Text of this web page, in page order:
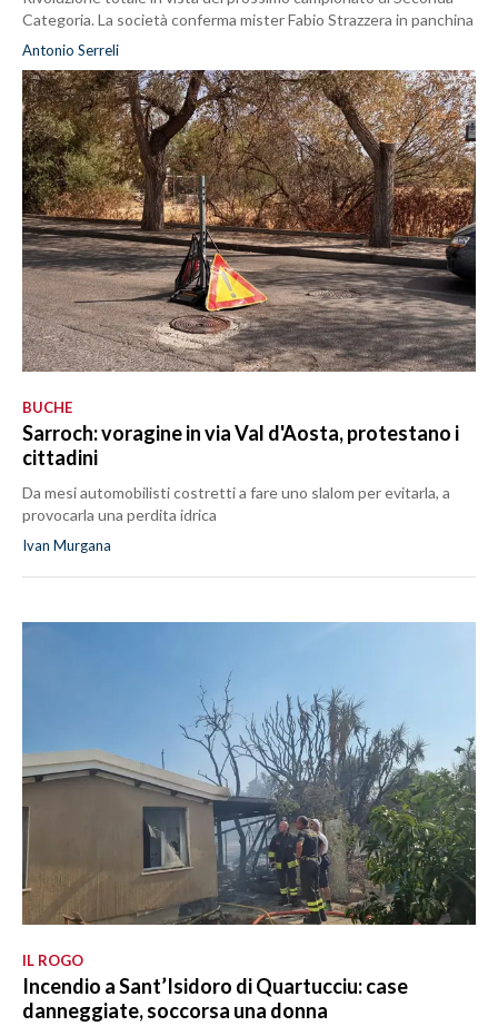
Categoria. La società conferma mister Fabio Strazzera in panchina
Antonio Serreli
BUCHE
Sarroch: voragine in via Val d'Aosta, protestano i
cittadini
Da mesi automobilisti costretti a fare uno slalom per evitarla, a
provocarla una perdita idrica
Ivan Murgana
IL ROGO
Incendio a Sant’Isidoro di Quartucciu: case
danneggiate, soccorsa una donna